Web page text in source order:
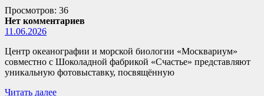
Просмотров: 36
Нет комментариев
11.06.2026
Центр океанографии и морской биологии «Москвариум»
совместно с Шоколадной фабрикой «Счастье» представляют
уникальную фотовыставку, посвящённую
Читать далее